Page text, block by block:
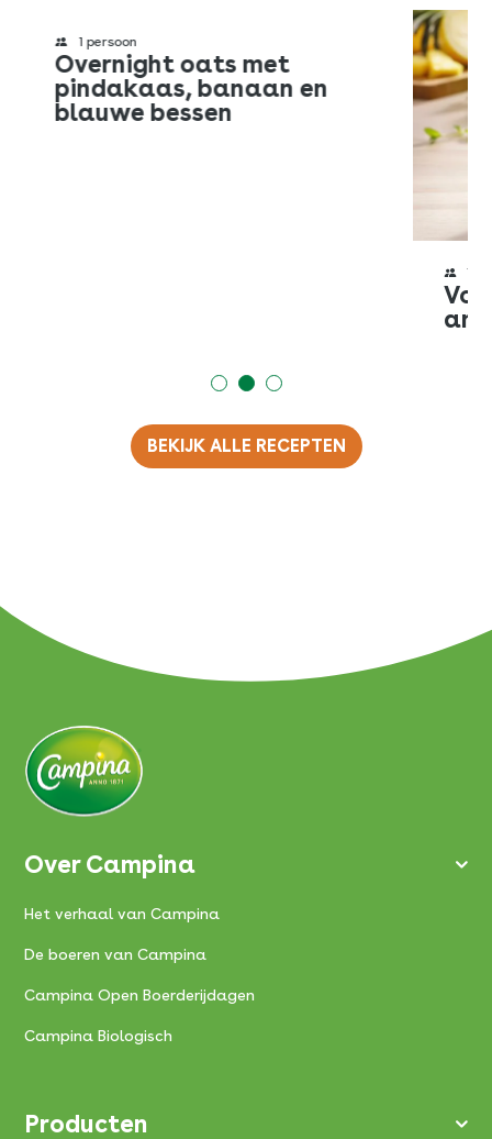
Pinterest
E-mail
Kopieer URL
1 persoon
Overnight oats met
pindakaas, banaan en
blauwe bessen
1
BEKIJK ALLE RECEPTEN
Over Campina
Het verhaal van Campina
De boeren van Campina
Campina Open Boerderijdagen
Campina Biologisch
Producten
SLUITEN